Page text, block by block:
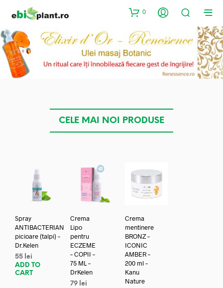
0
CELE MAI NOI PRODUSE
Spray
ANTIBACTERIAN
picioare (talpi) –
Dr.Kelen
55 lei
ADD TO
CART
Crema
Lipo
pentru
ECZEME
– COPII –
75 ML –
DrKelen
79 lei
Crema
mentinere
BRONZ –
ICONIC
AMBER –
200 ml –
Kanu
Nature